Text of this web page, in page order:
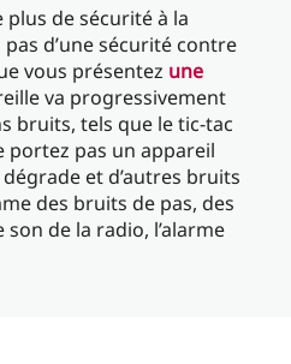
de sécurité à la
d’une sécurité contre
vous présentez une
va progressivement
bruits, tels que le tic-tac
portez pas un appareil
et d’autres bruits
des bruits de pas, des
de la radio, l’alarme